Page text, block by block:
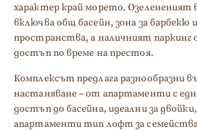
характер край морето.
включва общ басейн, зона за барбекю
пространства, а наличният паркинг
достъп по време на престоя.
Комплексът предлага разнообразни
настаняване – от апартаменти с
достъп до басейна, идеални за
апартаменти тип лофт за семейства